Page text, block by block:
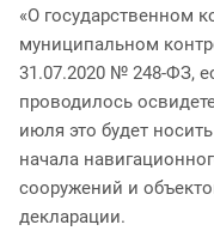
«О государственном
муниципальном
31.07.2020 № 248-ФЗ,
проводилось
июля это будет
начала
сооружений и
декларации.